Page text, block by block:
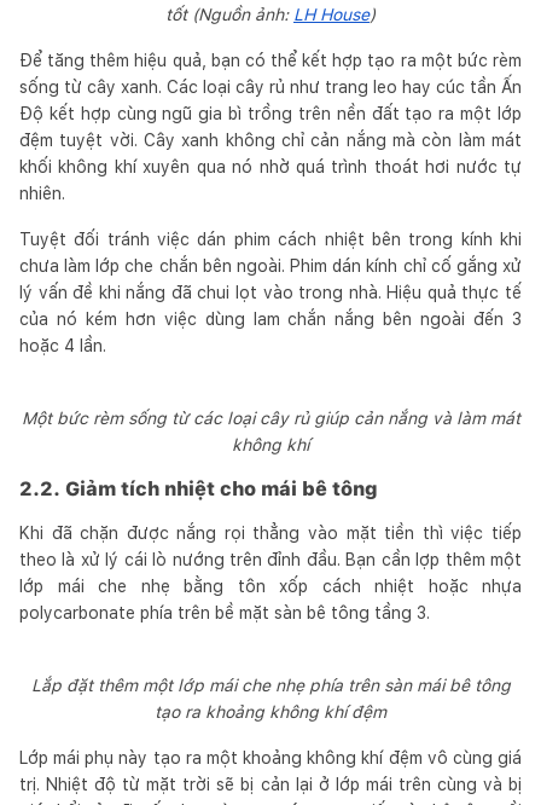
tốt (Nguồn ảnh: LH House)
Để tăng thêm hiệu quả, bạn có thể kết hợp tạo ra một bức rèm
sống từ cây xanh. Các loại cây rủ như trang leo hay cúc tần Ấn
Độ kết hợp cùng ngũ gia bì trồng trên nền đất tạo ra một lớp
đệm tuyệt vời. Cây xanh không chỉ cản nắng mà còn làm mát
khối không khí xuyên qua nó nhờ quá trình thoát hơi nước tự
nhiên.
Tuyệt đối tránh việc dán phim cách nhiệt bên trong kính khi
chưa làm lớp che chắn bên ngoài. Phim dán kính chỉ cố gắng xử
lý vấn đề khi nắng đã chui lọt vào trong nhà. Hiệu quả thực tế
của nó kém hơn việc dùng lam chắn nắng bên ngoài đến 3
hoặc 4 lần.
Một bức rèm sống từ các loại cây rủ giúp cản nắng và làm mát
không khí
2.2. Giảm tích nhiệt cho mái bê tông
Khi đã chặn được nắng rọi thẳng vào mặt tiền thì việc tiếp
theo là xử lý cái lò nướng trên đỉnh đầu. Bạn cần lợp thêm một
lớp mái che nhẹ bằng tôn xốp cách nhiệt hoặc nhựa
polycarbonate phía trên bề mặt sàn bê tông tầng 3.
Lắp đặt thêm một lớp mái che nhẹ phía trên sàn mái bê tông
tạo ra khoảng không khí đệm
Lớp mái phụ này tạo ra một khoảng không khí đệm vô cùng giá
trị. Nhiệt độ từ mặt trời sẽ bị cản lại ở lớp mái trên cùng và bị